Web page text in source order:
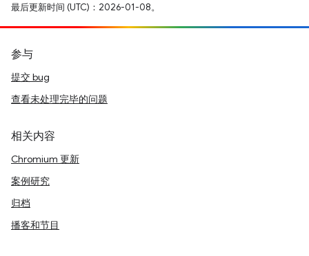
最后更新时间 (UTC)：2026-01-08。
参与
提交 bug
查看未处理完毕的问题
相关内容
Chromium 更新
案例研究
归档
播客和节目